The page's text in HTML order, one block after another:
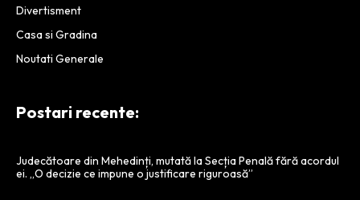
Divertisment
Casa si Gradina
Noutati Generale
Postari recente:
Judecătoare din Mehedinți, mutată la Secția Penală fără acordul
ei. „O decizie ce impune o justificare riguroasă”